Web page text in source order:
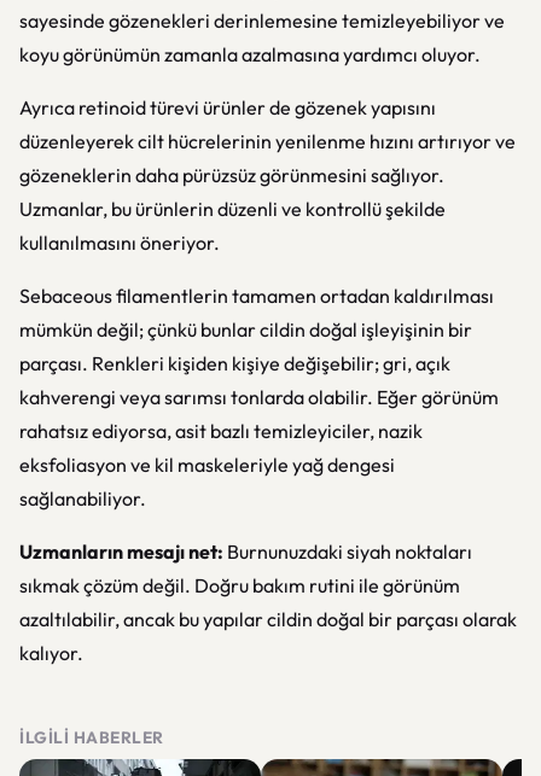
sayesinde gözenekleri derinlemesine temizleyebiliyor ve
koyu görünümün zamanla azalmasına yardımcı oluyor.
Ayrıca retinoid türevi ürünler de gözenek yapısını
düzenleyerek cilt hücrelerinin yenilenme hızını artırıyor ve
gözeneklerin daha pürüzsüz görünmesini sağlıyor.
Uzmanlar, bu ürünlerin düzenli ve kontrollü şekilde
kullanılmasını öneriyor.
Sebaceous filamentlerin tamamen ortadan kaldırılması
mümkün değil; çünkü bunlar cildin doğal işleyişinin bir
parçası. Renkleri kişiden kişiye değişebilir; gri, açık
kahverengi veya sarımsı tonlarda olabilir. Eğer görünüm
rahatsız ediyorsa, asit bazlı temizleyiciler, nazik
eksfoliasyon ve kil maskeleriyle yağ dengesi
sağlanabiliyor.
Uzmanların mesajı net: Burnunuzdaki siyah noktaları
sıkmak çözüm değil. Doğru bakım rutini ile görünüm
azaltılabilir, ancak bu yapılar cildin doğal bir parçası olarak
kalıyor.
İLGILI HABERLER